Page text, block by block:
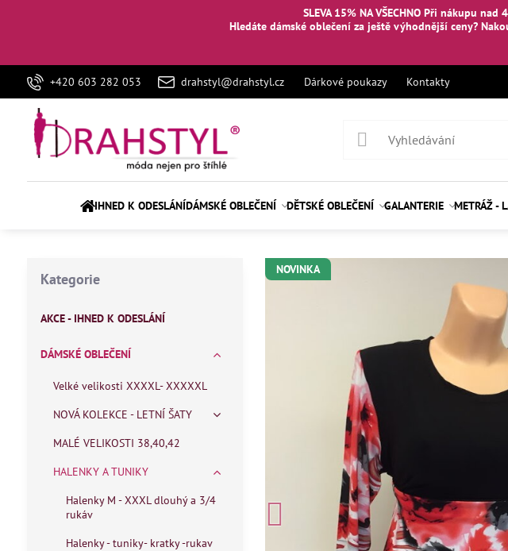
SLEVA 15% NA VŠECHNO Při nákupu nad
Hledáte dámské oblečení za ještě výhodnější ceny?
+420 603 282 053 drahstyl@drahstyl.cz Dárkové poukazy Kontakty
IHNED K ODESLÁNÍDÁMSKÉ OBLEČENÍ DĚTSKÉ OBLEČENÍ GALANTERIE METRÁŽ -
NOVINKA
Kategorie
AKCE - IHNED K ODESLÁNÍ
DÁMSKÉ OBLEČENÍ
Velké velikosti XXXXL- XXXXXL
NOVÁ KOLEKCE - LETNÍ ŠATY
MALÉ VELIKOSTI 38,40,42
HALENKY A TUNIKY
Halenky M - XXXL dlouhý a 3/4
rukáv
Halenky - tuniky- kratky -rukav